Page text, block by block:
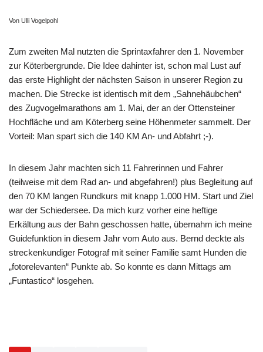
Von Ulli Vogelpohl
Zum zweiten Mal nutzten die Sprintaxfahrer den 1. November
zur Köterbergrunde. Die Idee dahinter ist, schon mal Lust auf
das erste Highlight der nächsten Saison in unserer Region zu
machen. Die Strecke ist identisch mit dem „Sahnehäubchen“
des Zugvogelmarathons am 1. Mai, der an der Ottensteiner
Hochfläche und am Köterberg seine Höhenmeter sammelt. Der
Vorteil: Man spart sich die 140 KM An- und Abfahrt ;-).
In diesem Jahr machten sich 11 Fahrerinnen und Fahrer
(teilweise mit dem Rad an- und abgefahren!) plus Begleitung auf
den 70 KM langen Rundkurs mit knapp 1.000 HM. Start und Ziel
war der Schiedersee. Da mich kurz vorher eine heftige
Erkältung aus der Bahn geschossen hatte, übernahm ich meine
Guidefunktion in diesem Jahr vom Auto aus. Bernd deckte als
streckenkundiger Fotograf mit seiner Familie samt Hunden die
„fotorelevanten“ Punkte ab. So konnte es dann Mittags am
„Funtastico“ losgehen.